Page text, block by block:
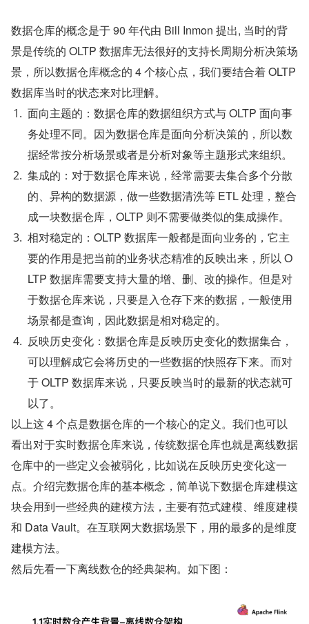
数据仓库的概念是于 90 年代由 Bill Inmon 提出, 当时的背
景是传统的 OLTP 数据库无法很好的支持长周期分析决策场
景，所以数据仓库概念的 4 个核心点，我们要结合着 OLTP
数据库当时的状态来对比理解。
面向主题的：数据仓库的数据组织方式与 OLTP 面向事
务处理不同。因为数据仓库是面向分析决策的，所以数
据经常按分析场景或者是分析对象等主题形式来组织。
集成的：对于数据仓库来说，经常需要去集合多个分散
的、异构的数据源，做一些数据清洗等 ETL 处理，整合
成一块数据仓库，OLTP 则不需要做类似的集成操作。
相对稳定的：OLTP 数据库一般都是面向业务的，它主
要的作用是把当前的业务状态精准的反映出来，所以 O
LTP 数据库需要支持大量的增、删、改的操作。但是对
于数据仓库来说，只要是入仓存下来的数据，一般使用
场景都是查询，因此数据是相对稳定的。
反映历史变化：数据仓库是反映历史变化的数据集合，
可以理解成它会将历史的一些数据的快照存下来。而对
于 OLTP 数据库来说，只要反映当时的最新的状态就可
以了。
以上这 4 个点是数据仓库的一个核心的定义。我们也可以
看出对于实时数据仓库来说，传统数据仓库也就是离线数据
仓库中的一些定义会被弱化，比如说在反映历史变化这一
点。介绍完数据仓库的基本概念，简单说下数据仓库建模这
块会用到一些经典的建模方法，主要有范式建模、维度建模
和 Data Vault。在互联网大数据场景下，用的最多的是维度
建模方法。
然后先看一下离线数仓的经典架构。如下图：